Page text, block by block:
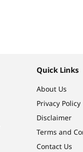
Quick Links
About Us
Privacy Policy
Disclaimer
Terms and
Contact Us